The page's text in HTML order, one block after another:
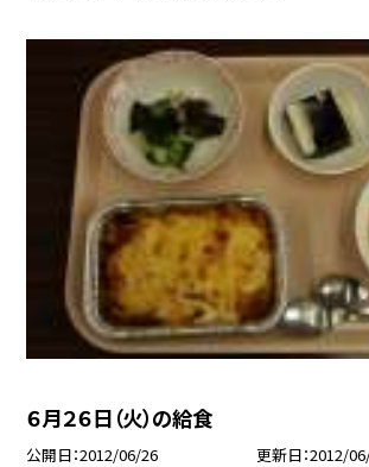
６月２６日（火）の給食
公開日 2012/06/26 更新日 2012/